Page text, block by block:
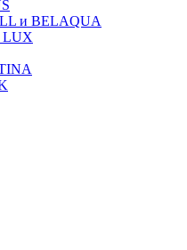
и BELAQUA
LUX